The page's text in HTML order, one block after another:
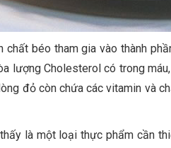
béo tham gia vào thành
lượng Cholesterol có trong
đỏ còn chứa các vitamin và
là một loại thực phẩm cần